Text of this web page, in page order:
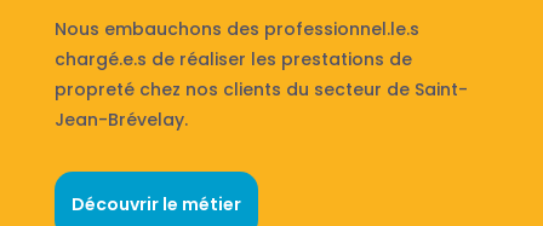
Nous embauchons des professionnel.le.s
chargé.e.s de réaliser les prestations de
propreté chez nos clients du secteur de Saint-
Jean-Brévelay.
Découvrir le métier